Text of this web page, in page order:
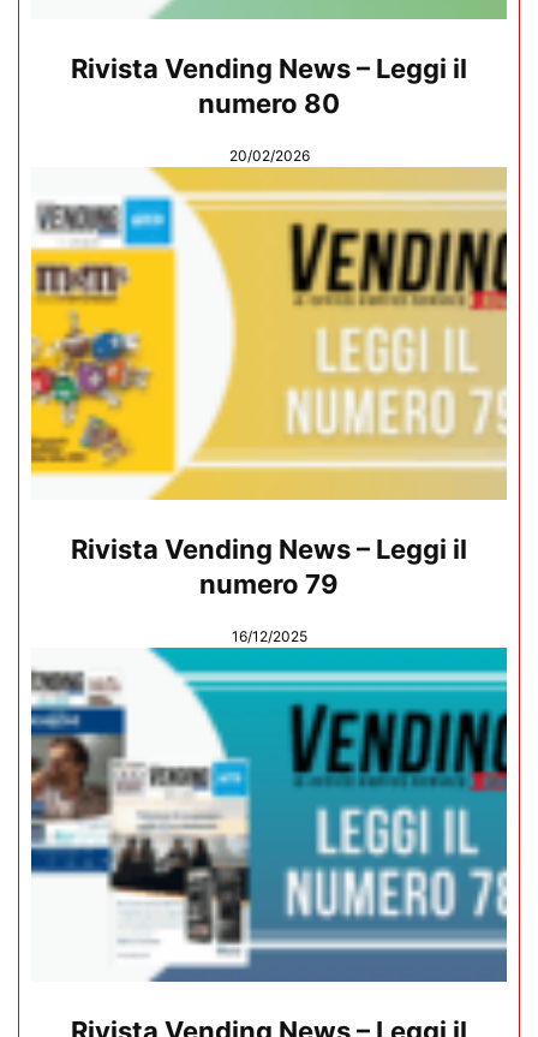
Rivista Vending News – Leggi il
numero 80
20/02/2026
Rivista Vending News – Leggi il
numero 79
16/12/2025
Rivista Vending News – Leggi il